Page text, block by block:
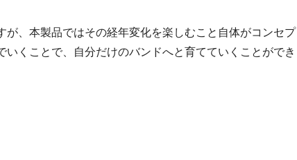
、本製品ではその経年変化を楽しむこと自体がコンセプ
いくことで、自分だけのバンドへと育てていくことができ